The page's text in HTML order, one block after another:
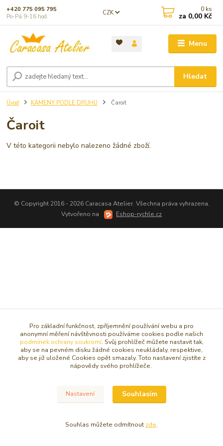
Menu
CZK
Hledat
+420 775 095 795
Po-Pá 9-16 hod.
0 ks
za 0,00 Kč
Úvod KAMENY PODLE DRUHU Čaroit
Čaroit
V této kategorii nebylo nalezeno žádné zboží.
© Copyright 2016 - 2026 Caracasa Atelier. Všechna práva vyhrazena.
Vytvořeno na
Eshop-rychle.cz
Pro základní funkčnost, zpříjemnění používání webu a pro
anonymní měření návštěvnosti používáme cookies podle našich
podmínek ochrany soukromí. Svůj prohlížeč můžete nastavit tak,
aby se na pevném disku žádné cookies neukládaly, respektive,
aby se již uložené Cookies opět smazaly. Toto nastavení zjistíte z
nápovědy svého prohlížeče.
Nastavení Souhlasím
Souhlas můžete odmítnout zde.